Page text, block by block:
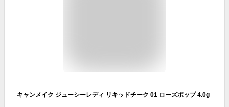
キャンメイク ジューシーレディ リキッドチーク 01 ローズポップ 4.0g